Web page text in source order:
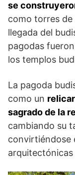
se
como torres de
llegada del
pagodas
los templos
La pagoda
como un
sagrado de la
cambiando su
convirtiéndose